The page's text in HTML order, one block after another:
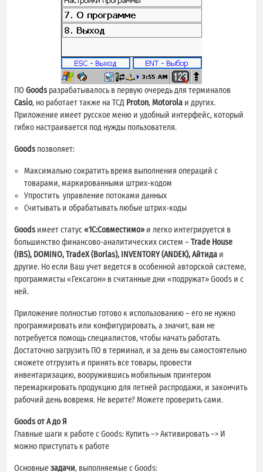
ПО Goods разрабатывалось в первую очередь для терминалов
Casio, но работает также на ТСД Proton,Motorola и других.
Приложение имеет русское меню и удобный интерфейс, который
гибко настраивается под нужды пользователя.
Goods позволяет:
Максимально сократить время выполнения операций с
товарами, маркированными штрих-кодом
Упростить управление потоками данных
Считывать и обрабатывать любые штрих-коды
Goods имеет статус«1С:Совместимо»и легко интегрируется в
большинство финансово-аналитических систем –Trade House
(IBS), DOMINO, TradeX (Borlas), INVENTORY (ANDEK), Айтида и
другие. Но если Ваш учет ведется в особенной авторской системе,
программисты «Гексагон» в считанные дни «подружат» Goods и с
ней.
Приложение полностью готово к использованию – его не нужно
программировать или конфигурировать, а значит, вам не
потребуется помощь специалистов, чтобы начать работать.
Достаточно загрузить ПО в терминал, и за день вы самостоятельно
сможете отгрузить и принять все товары, провести
инвентаризацию, вооружившись мобильным принтером
перемаркировать продукцию для летней распродажи, и закончить
рабочий день вовремя. Не верите? Можете проверить сами.
Goods от А до Я
Главные шаги к работе с Goods: Купить –> Активировать –> И
можно приступать к работе
Основныезадачи, выполняемые с Goods: